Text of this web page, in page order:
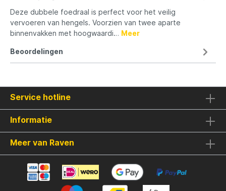
Deze dubbele foedraal is perfect voor het veilig
vervoeren van hengels. Voorzien van twee aparte
binnenvakken met hoogwaardi… Meer
Beoordelingen
Service hotline
Informatie
Meer van Raven